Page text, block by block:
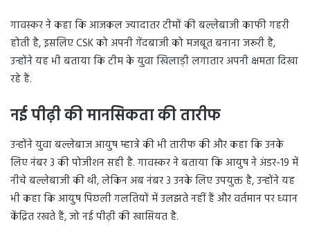
गावस्कर ने कहा कि आजकल ज्यादातर टीमों की बल्लेबाजी काफी गहरी
होती है, इसलिए CSK को अपनी गेंदबाजी को मजबूत बनाना जरूरी है,
उन्होंने यह भी बताया कि टीम के युवा खिलाड़ी लगातार अपनी क्षमता दिखा
रहे हैं.
नई पीढ़ी की मानसिकता की तारीफ
उन्होंने युवा बल्लेबाज आयुष म्हात्रे की भी तारीफ की और कहा कि उनके
लिए नंबर 3 की पोजीशन सही है. गावस्कर ने बताया कि आयुष ने अंडर-19 में
नीचे बल्लेबाजी की थी, लेकिन अब नंबर 3 उनके लिए उपयुक्त है, उन्होंने यह
भी कहा कि आयुष पिछली गलतियों में उलझते नहीं हैं और वर्तमान पर ध्यान
केंद्रित रखते हैं, जो नई पीढ़ी की खासियत है.